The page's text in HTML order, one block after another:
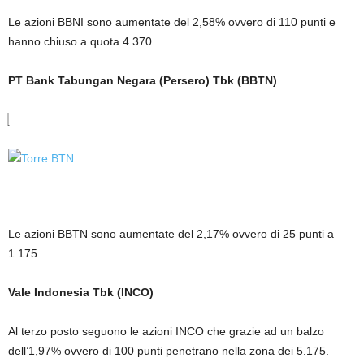
Le azioni BBNI sono aumentate del 2,58% ovvero di 110 punti e
hanno chiuso a quota 4.370.
PT Bank Tabungan Negara (Persero) Tbk (BBTN)
Le azioni BBTN sono aumentate del 2,17% ovvero di 25 punti a
1.175.
Vale Indonesia Tbk (INCO)
Al terzo posto seguono le azioni INCO che grazie ad un balzo
dell’1,97% ovvero di 100 punti penetrano nella zona dei 5.175.